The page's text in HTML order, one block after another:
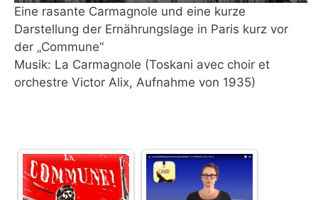
Eine rasante Carmagnole und eine kurze
Darstellung der Ernährungslage in Paris kurz vor
der „Commune“
Musik: La Carmagnole (Toskani avec choir et
orchestre Victor Alix, Aufnahme von 1935)